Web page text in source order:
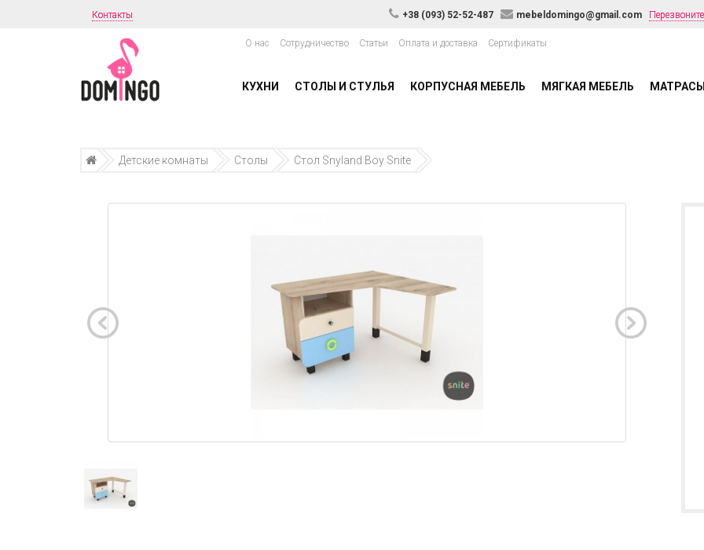
Контакты +38 (093) 52-52-487 mebeldomingo@gmail.com
О нас Сотрудничество Статьи Оплата и доставка Сертификаты
КУХНИ СТОЛЫ И СТУЛЬЯ КОРПУСНАЯ МЕБЕЛЬ МЯГКАЯ МЕБЕЛЬ МАТРАСЫ
Детские комнаты Столы Стол Snyland Boy Snite